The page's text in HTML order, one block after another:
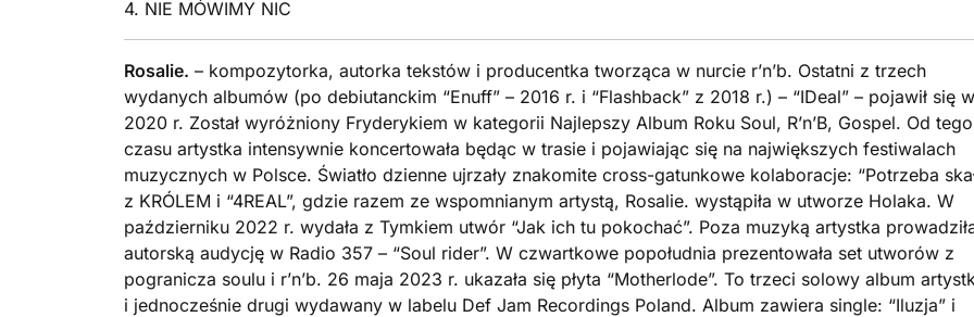
4. NIE MÓWIMY NIC
Rosalie. – kompozytorka, autorka tekstów i producentka tworząca w nurcie r’n’b. Ostatni z trzech
wydanych albumów (po debiutanckim “Enuff” – 2016 r. i “Flashback” z 2018 r.) – “IDeal” – pojawił się w
2020 r. Został wyróżniony Fryderykiem w kategorii Najlepszy Album Roku Soul, R’n’B, Gospel. Od tego
czasu artystka intensywnie koncertowała będąc w trasie i pojawiając się na największych festiwalach
muzycznych w Polsce. Światło dzienne ujrzały znakomite cross-gatunkowe kolaboracje: “Potrzeba
z KRÓLEM i “4REAL”, gdzie razem ze wspomnianym artystą, Rosalie. wystąpiła w utworze Holaka. W
październiku 2022 r. wydała z Tymkiem utwór “Jak ich tu pokochać”. Poza muzyką artystka
autorską audycję w Radio 357 – “Soul rider”. W czwartkowe popołudnia prezentowała set utworów z
pogranicza soulu i r’n’b. 26 maja 2023 r. ukazała się płyta “Motherlode”. To trzeci solowy album
i jednocześnie drugi wydawany w labelu Def Jam Recordings Poland. Album zawiera single: “Iluzja” i